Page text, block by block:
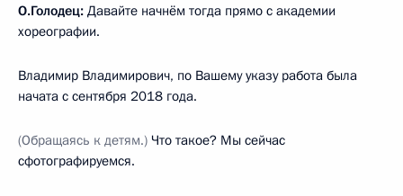
О.Голодец: Давайте начнём тогда прямо с академии
хореографии.
Владимир Владимирович, по Вашему указу работа была
начата с сентября 2018 года.
(Обращаясь к детям.) Что такое? Мы сейчас
сфотографируемся.